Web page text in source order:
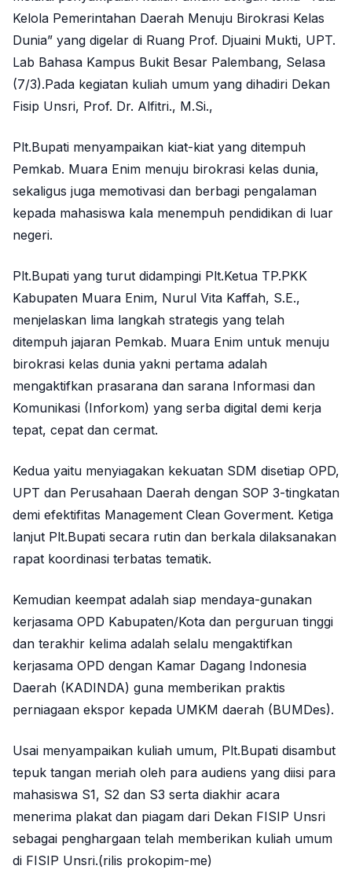
Kelola Pemerintahan Daerah Menuju Birokrasi Kelas
Dunia” yang digelar di Ruang Prof. Djuaini Mukti, UPT.
Lab Bahasa Kampus Bukit Besar Palembang, Selasa
(7/3).Pada kegiatan kuliah umum yang dihadiri Dekan
Fisip Unsri, Prof. Dr. Alfitri., M.Si.,
Plt.Bupati menyampaikan kiat-kiat yang ditempuh
Pemkab. Muara Enim menuju birokrasi kelas dunia,
sekaligus juga memotivasi dan berbagi pengalaman
kepada mahasiswa kala menempuh pendidikan di luar
negeri.
Plt.Bupati yang turut didampingi Plt.Ketua TP.PKK
Kabupaten Muara Enim, Nurul Vita Kaffah, S.E.,
menjelaskan lima langkah strategis yang telah
ditempuh jajaran Pemkab. Muara Enim untuk menuju
birokrasi kelas dunia yakni pertama adalah
mengaktifkan prasarana dan sarana Informasi dan
Komunikasi (Inforkom) yang serba digital demi kerja
tepat, cepat dan cermat.
Kedua yaitu menyiagakan kekuatan SDM disetiap OPD,
UPT dan Perusahaan Daerah dengan SOP 3-tingkatan
demi efektifitas Management Clean Goverment. Ketiga
lanjut Plt.Bupati secara rutin dan berkala dilaksanakan
rapat koordinasi terbatas tematik.
Kemudian keempat adalah siap mendaya-gunakan
kerjasama OPD Kabupaten/Kota dan perguruan tinggi
dan terakhir kelima adalah selalu mengaktifkan
kerjasama OPD dengan Kamar Dagang Indonesia
Daerah (KADINDA) guna memberikan praktis
perniagaan ekspor kepada UMKM daerah (BUMDes).
Usai menyampaikan kuliah umum, Plt.Bupati disambut
tepuk tangan meriah oleh para audiens yang diisi para
mahasiswa S1, S2 dan S3 serta diakhir acara
menerima plakat dan piagam dari Dekan FISIP Unsri
sebagai penghargaan telah memberikan kuliah umum
di FISIP Unsri.(rilis prokopim-me)